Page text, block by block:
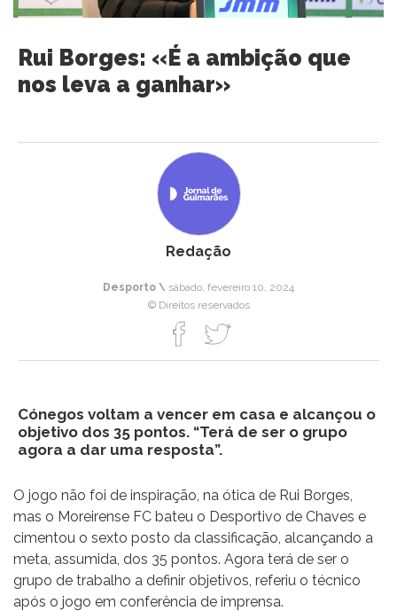
Rui Borges: «É a ambição que
nos leva a ganhar»
Redação
Desporto \ sábado, fevereiro 10, 2024
© Direitos reservados
Cónegos voltam a vencer em casa e alcançou o
objetivo dos 35 pontos. “Terá de ser o grupo
agora a dar uma resposta”.
O jogo não foi de inspiração, na ótica de Rui Borges,
mas o Moreirense FC bateu o Desportivo de Chaves e
cimentou o sexto posto da classificação, alcançando a
meta, assumida, dos 35 pontos. Agora terá de ser o
grupo de trabalho a definir objetivos, referiu o técnico
após o jogo em conferência de imprensa.